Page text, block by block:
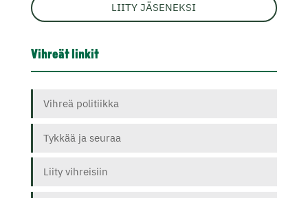
LIITY JÄSENEKSI
Vihreät linkit
Vihreä politiikka
Tykkää ja seuraa
Liity vihreisiin